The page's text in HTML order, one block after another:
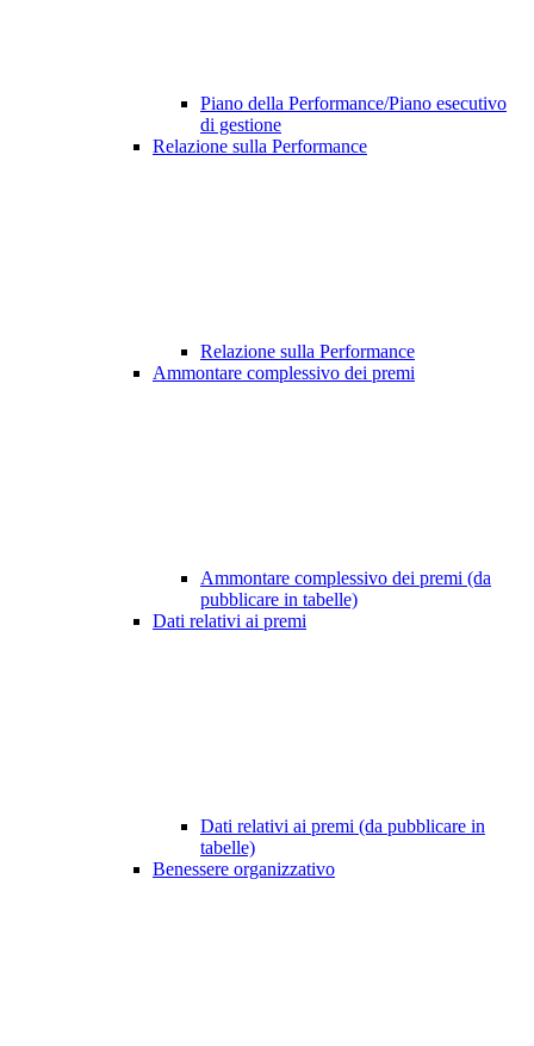
Piano della Performance/Piano esecutivo
di gestione
Relazione sulla Performance
Relazione sulla Performance
Ammontare complessivo dei premi
Ammontare complessivo dei premi (da
pubblicare in tabelle)
Dati relativi ai premi
Dati relativi ai premi (da pubblicare in
tabelle)
Benessere organizzativo